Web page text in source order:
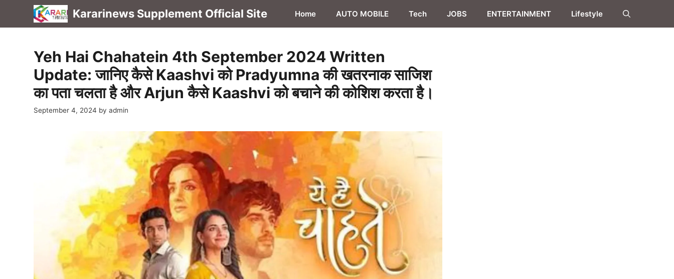
content
Kararinews Supplement Official Site Home AUTO MOBILE Tech JOBS ENTERTAINMENT Lifestyle
Yeh Hai Chahatein 4th September 2024 Written
Update: जानिए कैसे Kaashvi को Pradyumna की खतरनाक साजिश
का पता चलता है और Arjun कैसे Kaashvi को बचाने की कोशिश करता है।
September 4, 2024 by admin